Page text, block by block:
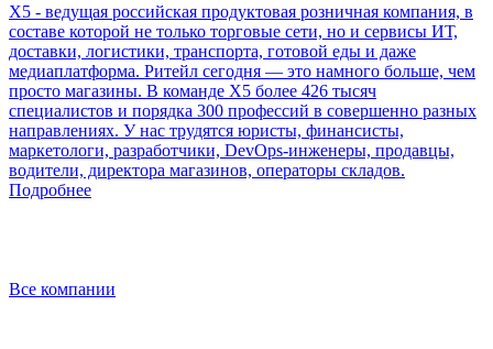
Х5 - ведущая российская продуктовая розничная компания, в
составе которой не только торговые сети, но и сервисы ИТ,
доставки, логистики, транспорта, готовой еды и даже
медиаплатформа. Ритейл сегодня — это намного больше, чем
просто магазины. В команде Х5 более 426 тысяч
специалистов и порядка 300 профессий в совершенно разных
направлениях. У нас трудятся юристы, финансисты,
маркетологи, разработчики, DevOps-инженеры, продавцы,
водители, директора магазинов, операторы складов.
Подробнее
Все компании